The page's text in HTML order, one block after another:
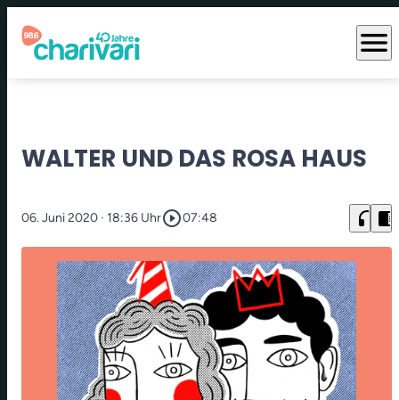
menu
WALTER UND DAS ROSA HAUS
06. Juni 2020 · 18:36 Uhrplay_circle_outline07:48 headphones chrome_reader_mode